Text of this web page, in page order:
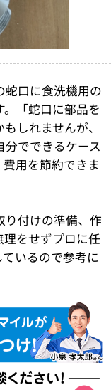
蛇口に食洗機用の
「蛇口に部品を
しれませんが、
でできるケース
用を節約できま
り付けの準備、作
をせずプロに任
いるので参考に